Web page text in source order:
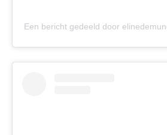
Een bericht gedeeld door